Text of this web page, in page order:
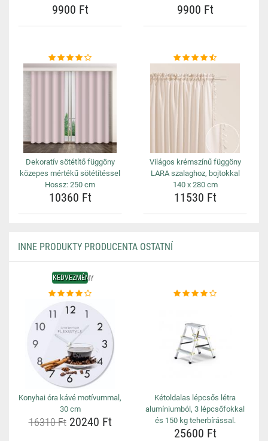
9900 Ft 9900 Ft
Dekoratív sötétítő függöny
közepes mértékű sötétítéssel
Hossz: 250 cm
10360 Ft
Világos krémszínű függöny
LARA szalaghoz, bojtokkal
140 x 280 cm
11530 Ft
INNE PRODUKTY PRODUCENTA OSTATNÍ
KEDVEZMÉNY
Konyhai óra kávé motívummal,
30 cm
16310 Ft20240 Ft
Kétoldalas lépcsős létra
alumíniumból, 3 lépcsőfokkal
és 150 kg teherbírással.
25600 Ft